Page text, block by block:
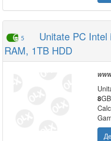
5
Unitate PC
RAM, 1TB HDD
8